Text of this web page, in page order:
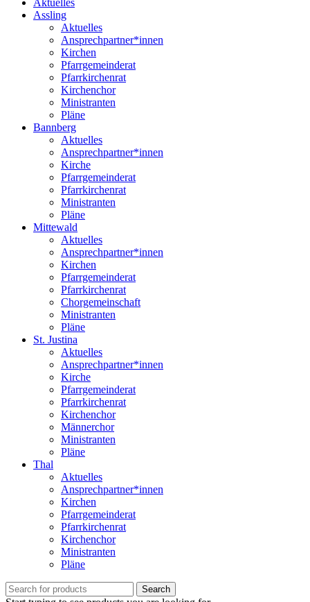
Assling
Aktuelles
Ansprechpartner*innen
Kirchen
Pfarrgemeinderat
Pfarrkirchenrat
Kirchenchor
Ministranten
Pläne
Bannberg
Aktuelles
Ansprechpartner*innen
Kirche
Pfarrgemeinderat
Pfarrkirchenrat
Ministranten
Pläne
Mittewald
Aktuelles
Ansprechpartner*innen
Kirchen
Pfarrgemeinderat
Pfarrkirchenrat
Chorgemeinschaft
Ministranten
Pläne
St. Justina
Aktuelles
Ansprechpartner*innen
Kirche
Pfarrgemeinderat
Pfarrkirchenrat
Kirchenchor
Männerchor
Ministranten
Pläne
Thal
Aktuelles
Ansprechpartner*innen
Kirchen
Pfarrgemeinderat
Pfarrkirchenrat
Kirchenchor
Ministranten
Pläne
Search